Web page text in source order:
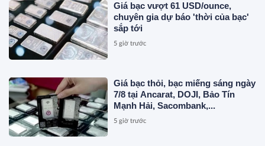
Giá bạc vượt 61 USD/ounce,
chuyên gia dự báo 'thời của bạc'
sắp tới
5 giờ trước
Giá bạc thỏi, bạc miếng sáng ngày
7/8 tại Ancarat, DOJI, Bảo Tín
Mạnh Hải, Sacombank,...
5 giờ trước